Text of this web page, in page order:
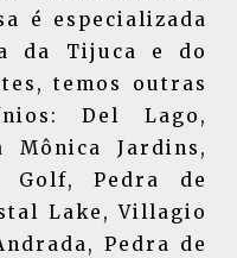
é especializada
da Tijuca e do
temos outras
Del Lago,
Mônica Jardins,
Golf, Pedra de
Lake, Villagio
Pedra de